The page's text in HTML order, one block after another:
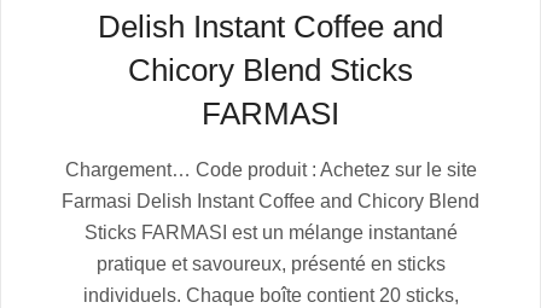
Delish Instant Coffee and
Chicory Blend Sticks
FARMASI
07-
05
Chargement… Code produit : Achetez sur le site
Farmasi Delish Instant Coffee and Chicory Blend
Sticks FARMASI est un mélange instantané
pratique et savoureux, présenté en sticks
individuels. Chaque boîte contient 20 sticks,